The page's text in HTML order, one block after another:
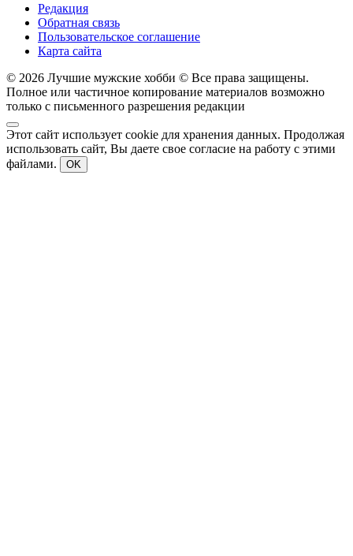
Редакция
Обратная связь
Пользовательское соглашение
Карта сайта
© 2026 Лучшие мужские хобби © Все права защищены.
Полное или частичное копирование материалов возможно
только с письменного разрешения редакции
Этот сайт использует cookie для хранения данных. Продолжая
использовать сайт, Вы даете свое согласие на работу с этими
файлами.
OK